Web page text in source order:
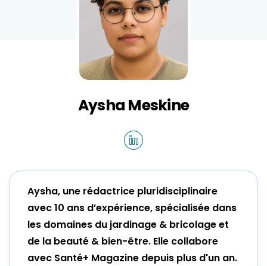
Aysha Meskine
Aysha, une rédactrice pluridisciplinaire
avec 10 ans d’expérience, spécialisée dans
les domaines du jardinage & bricolage et
de la beauté & bien-être. Elle collabore
avec Santé+ Magazine depuis plus d'un an.